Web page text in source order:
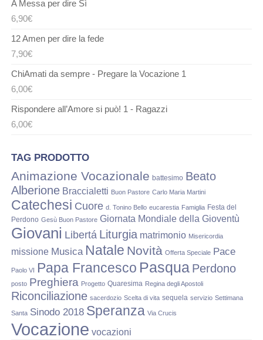
A Messa per dire Sì
6,90€
12 Amen per dire la fede
7,90€
ChiAmati da sempre - Pregare la Vocazione 1
6,00€
Rispondere all’Amore si può! 1 - Ragazzi
6,00€
TAG PRODOTTO
Animazione Vocazionale battesimo Beato
Alberione Braccialetti Buon Pastore Carlo Maria Martini
Catechesi Cuore d. Tonino Bello eucarestia Famiglia Festa del
Perdono Gesù Buon Pastore Giornata Mondiale della Gioventù
Giovani Libertá Liturgia matrimonio Misericordia
missione Musica Natale Novità Offerta Speciale Pace
Paolo VI Papa Francesco Pasqua Perdono
posto Preghiera Progetto Quaresima Regina degli Apostoli
Riconciliazione sacerdozio Scelta di vita sequela servizio Settimana
Santa Sinodo 2018 Speranza Via Crucis
Vocazione vocazioni